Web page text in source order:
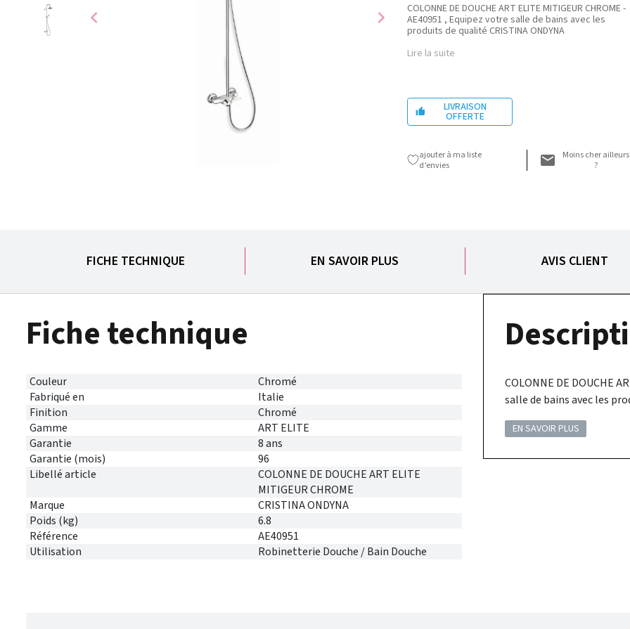
chevron_left chevron_right
COLONNE DE DOUCHE ART ELITE MITIGEUR CHROME -
AE40951 , Equipez votre salle de bains avec les
produits de qualité CRISTINA ONDYNA
Lire la suite
 LIVRAISON
OFFERTE
ajouter à ma liste
d’envies
Moins cher ailleurs
?
FICHE TECHNIQUE EN SAVOIR PLUS AVIS CLIENT
Fiche technique
Couleur
Chromé
Fabriqué en
Italie
Finition
Chromé
Gamme
ART ELITE
Garantie
8 ans
Garantie (mois)
96
Libellé article
COLONNE DE DOUCHE ART ELITE
MITIGEUR CHROME
Marque
CRISTINA ONDYNA
Poids (kg)
6.8
Référence
AE40951
Utilisation
Robinetterie Douche / Bain Douche
COLONNE DE DOUCHE
salle de bains avec les
EN SAVOIR PLUS